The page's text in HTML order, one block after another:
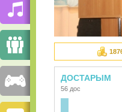
ДОСТАРЫМ
56 дос